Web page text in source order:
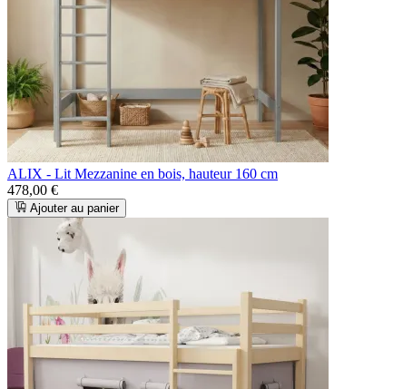
ALIX - Lit Mezzanine en bois, hauteur 160 cm
478,00 €
Ajouter au panier